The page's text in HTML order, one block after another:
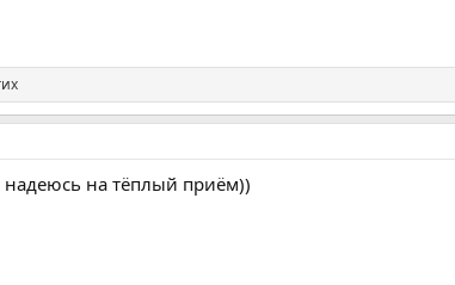
надеюсь на тёплый приём))